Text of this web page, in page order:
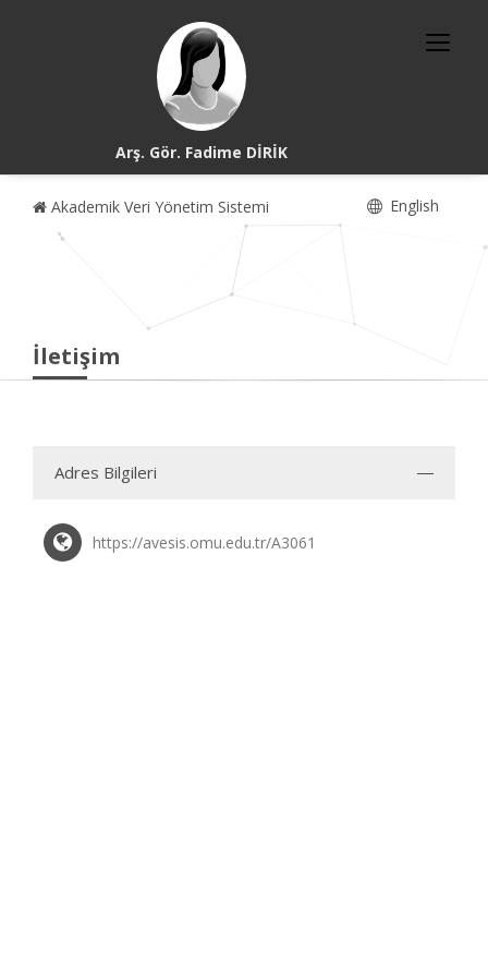
Arş. Gör. Fadime DİRİK
Akademik Veri Yönetim Sistemi English
İletişim
Adres Bilgileri
https://avesis.omu.edu.tr/A3061